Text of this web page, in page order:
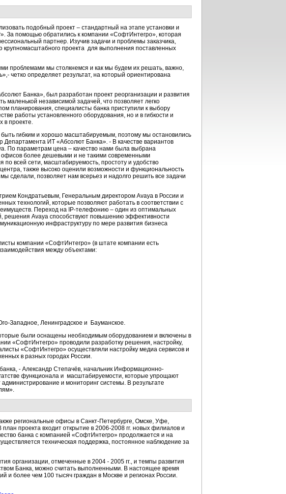
подобный проект – стандартный на этапе установки и
За помощью обратились к компании «СофтИнтегро», которая
партнер. Изучив задачи и проблемы заказчика,
проекта для выполнения поставленных
проблемами мы столкнемся и как мы будем их решать, важно,
четко определяет результат, на который ориентирована
Банка», был разработан проект реорганизации и развития
маленькой независимой задачей, что позволяет легко
планирования, специалисты банка приступили к выбору
работы установленного оборудования, но и в гибкости и
в проекте.
гибким и хорошо масштабируемым, поэтому мы остановились
ИТ «Абсолют Банка». - В качестве вариантов
По параметрам цена – качество нами была выбрана
офисов более дешевыми и не такими современными
всей сети, масштабируемость, простоту и удобство
также высоко оценили возможности и функциональность
сделали, позволяет нам всерьез и надолго решить все задачи
Кондратьевым, Генеральным директором Avaya в России и
технологий, которые позволяют работать в соответствии с
Переход на IP-телефонию – один из оптимальных
решения Avaya способствуют повышению эффективности
инфраструктуру по мере развития бизнеса
компании «СофтИнтегро» (в штате компании есть
между объектами:
Западное, Ленинградское и Бауманское.
были оснащены необходимым оборудованием и включены в
«СофтИнтегро» проводили разработку решения, настройку,
«СофтИнтегро» осуществляли настройку медиа сервисов и
в разных городах России.
- Александр Степачёв, начальник Информационно-
функционала и масштабируемости, которые упрощают
и мониторинг системы. В результате
региональные офисы в Санкт-Петербурге, Омске, Уфе,
проекта входит открытие в 2006-2008 гг. новых филиалов и
банка с компанией «СофтИнтегро» продолжается и на
техническая поддержка, постоянное наблюдение за
организации, отмеченные в 2004 - 2005 гг., и темпы развития
Банка, можно считать выполненными. В настоящее время
и более чем 100 тысяч граждан в Москве и регионах России.